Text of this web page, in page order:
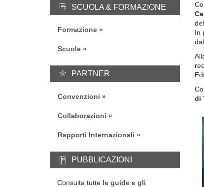
SCUOLA & FORMAZIONE
Formazione
Scuole
PARTNER
Convenzioni
Collaborazioni
Rapporti Internazionali
PUBBLICAZIONI
Consulta tutte le guide e gli
In
A
di